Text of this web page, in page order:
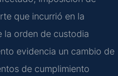
que incurrió en la
la orden de custodia
evidencia un cambio de
de cumplimiento